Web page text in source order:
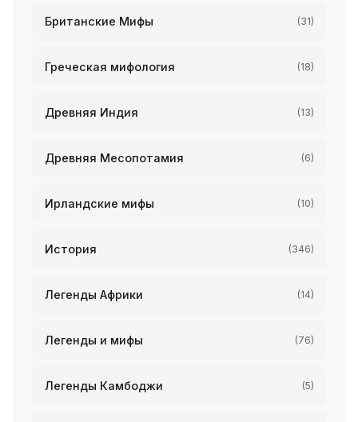
Британские Мифы (31)
Греческая мифология (18)
Древняя Индия (13)
Древняя Месопотамия (6)
Ирландские мифы (10)
История (346)
Легенды Африки (14)
Легенды и мифы (76)
Легенды Камбоджи (5)